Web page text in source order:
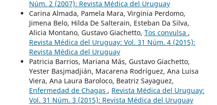
Núm. 2 (2007): Revista Médica del Uruguay
Carina Almada, Pamela Mara, Virginia Perdomo,
Jimena Belo, Hilda De Salterain, Esteban Da Silva,
Alicia Montano, Gustavo Giachetto, Tos convulsa ,
Revista Médica del Uruguay: Vol. 31 Núm. 4 (2015):
Revista Médica del Uruguay
Patricia Barrios, Mariana Más, Gustavo Giachetto,
Yester Basjmadjián, Macarena Rodríguez, Ana Luisa
Viera, Ana Laura Baroloco, Beatriz Sayaguez,
Enfermedad de Chagas , Revista Médica del Uruguay:
Vol. 31 Núm. 3 (2015): Revista Médica del Uruguay